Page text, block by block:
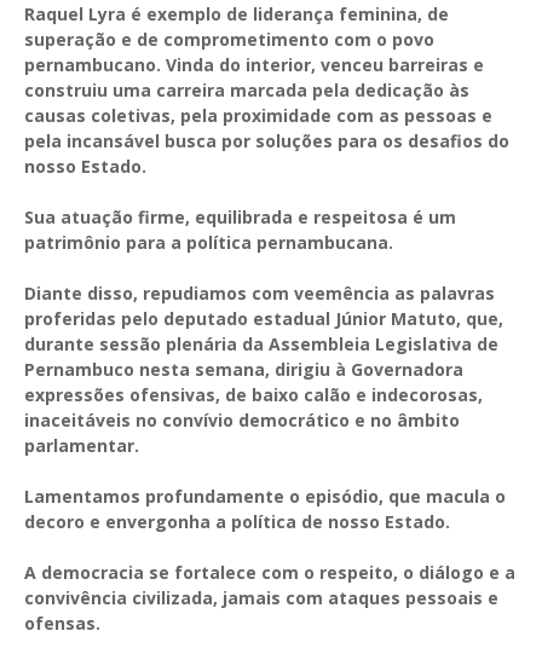
Raquel Lyra é exemplo de liderança feminina, de
superação e de comprometimento com o povo
pernambucano. Vinda do interior, venceu barreiras e
construiu uma carreira marcada pela dedicação às
causas coletivas, pela proximidade com as pessoas e
pela incansável busca por soluções para os desafios do
nosso Estado.
Sua atuação firme, equilibrada e respeitosa é um
patrimônio para a política pernambucana.
Diante disso, repudiamos com veemência as palavras
proferidas pelo deputado estadual Júnior Matuto, que,
durante sessão plenária da Assembleia Legislativa de
Pernambuco nesta semana, dirigiu à Governadora
expressões ofensivas, de baixo calão e indecorosas,
inaceitáveis no convívio democrático e no âmbito
parlamentar.
Lamentamos profundamente o episódio, que macula o
decoro e envergonha a política de nosso Estado.
A democracia se fortalece com o respeito, o diálogo e a
convivência civilizada, jamais com ataques pessoais e
ofensas.